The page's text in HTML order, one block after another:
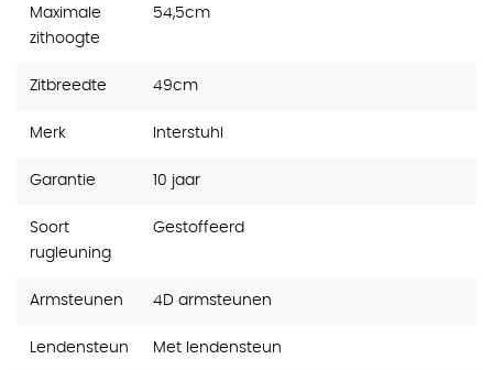
Maximale
zithoogte
54,5cm
Zitbreedte 49cm
Merk Interstuhl
Garantie 10 jaar
Soort
rugleuning
Gestoffeerd
Armsteunen 4D armsteunen
Lendensteun Met lendensteun